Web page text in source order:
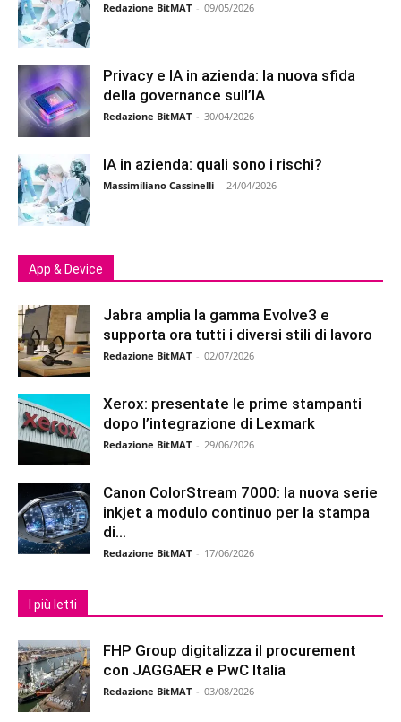
Redazione BitMAT - 09/05/2026
Privacy e IA in azienda: la nuova sfida
della governance sull’IA
Redazione BitMAT - 30/04/2026
IA in azienda: quali sono i rischi?
Massimiliano Cassinelli - 24/04/2026
App & Device
Jabra amplia la gamma Evolve3 e
supporta ora tutti i diversi stili di lavoro
Redazione BitMAT - 02/07/2026
Xerox: presentate le prime stampanti
dopo l’integrazione di Lexmark
Redazione BitMAT - 29/06/2026
Canon ColorStream 7000: la nuova serie
inkjet a modulo continuo per la stampa
di...
Redazione BitMAT - 17/06/2026
I più letti
FHP Group digitalizza il procurement
con JAGGAER e PwC Italia
Redazione BitMAT - 03/08/2026